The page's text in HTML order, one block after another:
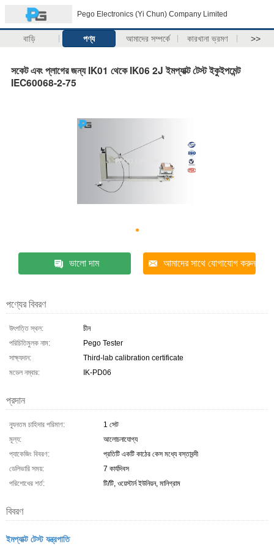
Pego Electronics (Yi Chun) Company Limited
বাড়ি পণ্য আমাদের সম্পর্কে কারখানা ভ্রমণ >>
সকেট এবং প্লাগের জন্য IK01 থেকে IK06 2J ইমপ্যাক্ট টেস্ট ইকুইপমেন্ট
IEC60068-2-75
ভালো দাম আমাদের সাথে যোগাযোগ করুন
পণ্যের বিবরণ
উৎপত্তি স্থল:
চীন
পরিচিতিমুলক নাম:
Pego Tester
সাক্ষ্যদান:
Third-lab calibration certificate
মডেল নম্বার:
IK-PD06
প্রদান
ন্যূনতম চাহিদার পরিমাণ:
1 সেট
মূল্য:
আলোচনাযোগ্য
প্যাকেজিং বিবরণ:
প্রতিটি একটি কাঠের কেস মধ্যে বস্তাবন্দী
ডেলিভারি সময়:
7 কার্যদিবস
পরিশোধের শর্ত:
টি/টি, ওয়েস্টার্ন ইউনিয়ন, মানিগ্রাম
বিবরণ
ইমপ্যাক্ট টেস্ট যন্ত্রপাতি